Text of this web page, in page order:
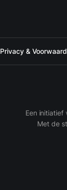
Privacy &
Een initiatief
Met de